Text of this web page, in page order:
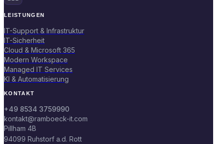
LEISTUNGEN
IT-Support & Infrastruktur
IT-Sicherheit
Cloud & Microsoft 365
Modern Workspace
Managed IT Services
KI & Automatisierung
KONTAKT
+49 8534 3759990
kontakt@ramboeck-it.com
Pillham 4B
94099 Ruhstorf a.d. Rott